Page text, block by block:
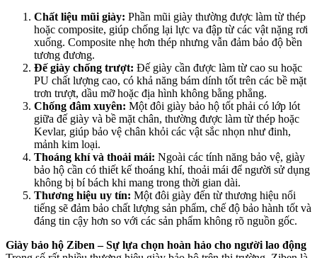
Chất liệu mũi giày: Phần mũi giày thường được làm từ thép
hoặc composite, giúp chống lại lực va đập từ các vật nặng rơi
xuống. Composite nhẹ hơn thép nhưng vẫn đảm bảo độ bền
tương đương.
Đế giày chống trượt: Đế giày cần được làm từ cao su hoặc
PU chất lượng cao, có khả năng bám dính tốt trên các bề mặt
trơn trượt, dầu mỡ hoặc địa hình không bằng phẳng.
Chống đâm xuyên: Một đôi giày bảo hộ tốt phải có lớp lót
giữa đế giày và bề mặt chân, thường được làm từ thép hoặc
Kevlar, giúp bảo vệ chân khỏi các vật sắc nhọn như đinh,
mảnh kim loại.
Thoáng khí và thoải mái: Ngoài các tính năng bảo vệ, giày
bảo hộ cần có thiết kế thoáng khí, thoải mái để người sử dụng
không bị bí bách khi mang trong thời gian dài.
Thương hiệu uy tín: Một đôi giày đến từ thương hiệu nổi
tiếng sẽ đảm bảo chất lượng sản phẩm, chế độ bảo hành tốt và
đáng tin cậy hơn so với các sản phẩm không rõ nguồn gốc.
Giày bảo hộ Ziben – Sự lựa chọn hoàn hảo cho người lao động